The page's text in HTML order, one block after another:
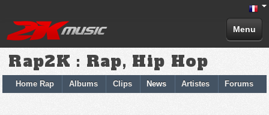
Menu
Rap2K : Rap, Hip Hop
Home Rap Albums Clips News Artistes Forums